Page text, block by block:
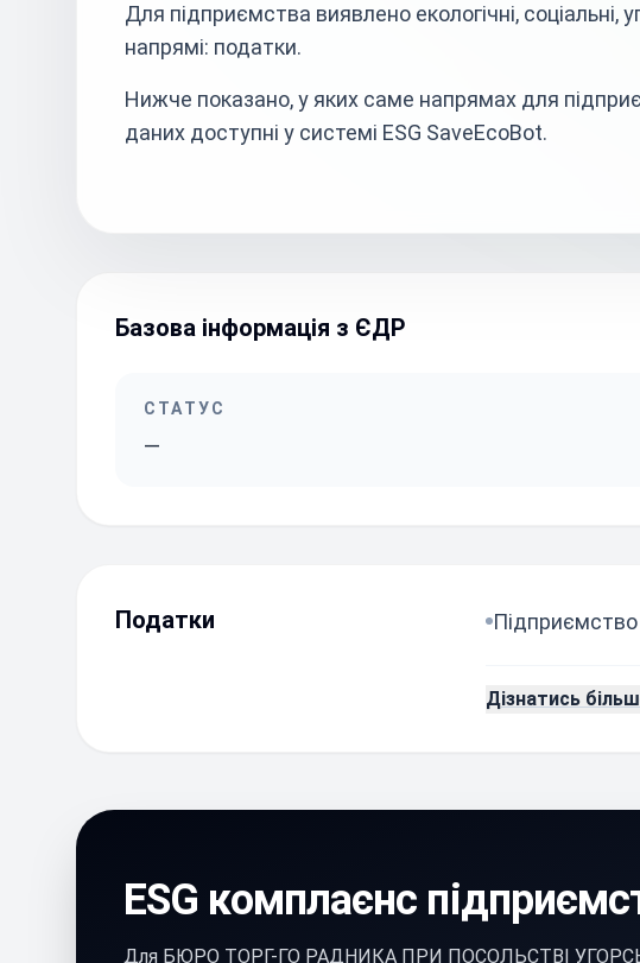
Для підприємства виявлено екологічні, соціальні,
напрямі: податки.
Нижче показано, у яких саме напрямах для
даних доступні у системі ESG SaveEcoBot.
Базова інформація з ЄДР
СТАТУС
—
Податки Підприємство
Дізнатись
ESG комплаєнс
Для БЮРО ТОРГ-ГО РАДНИКА ПРИ ПОСОЛЬСТВІ